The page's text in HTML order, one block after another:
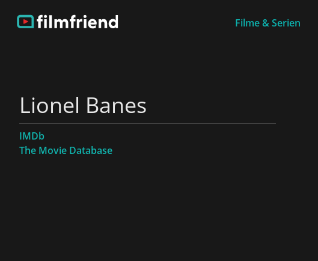
Filme & Serien
Lionel Banes
IMDb
The Movie Database